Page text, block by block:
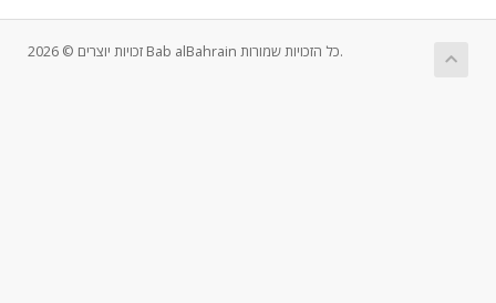
זכויות יוצרים © 2026 Bab alBahrain כל הזכויות שמורות.